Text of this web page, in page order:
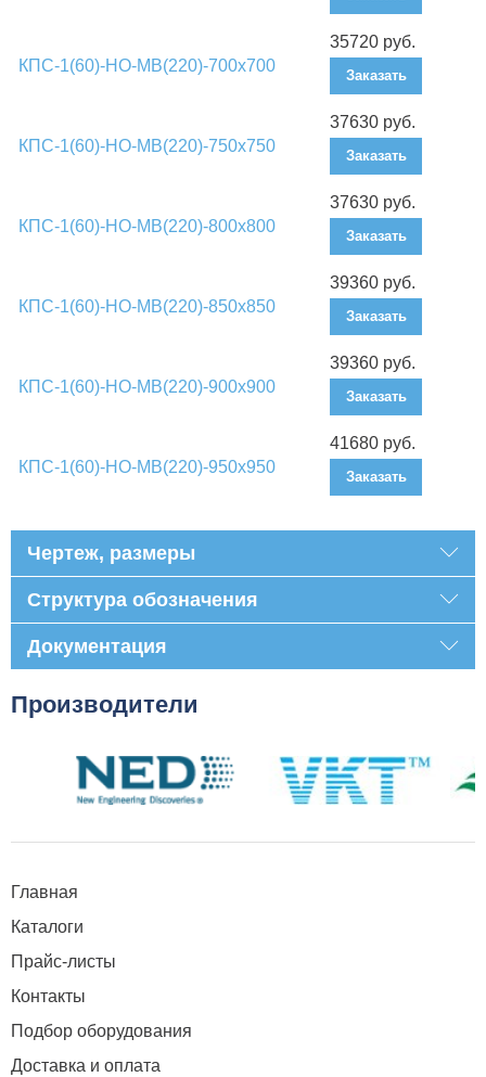
КПС-1(60)-НО-МВ(220)-700х700
35720 руб.
Заказать
КПС-1(60)-НО-МВ(220)-750х750
37630 руб.
Заказать
КПС-1(60)-НО-МВ(220)-800х800
37630 руб.
Заказать
КПС-1(60)-НО-МВ(220)-850х850
39360 руб.
Заказать
КПС-1(60)-НО-МВ(220)-900х900
39360 руб.
Заказать
КПС-1(60)-НО-МВ(220)-950х950
41680 руб.
Заказать
Чертеж, размеры
Структура обозначения
Документация
Производители
Главная
Каталоги
Прайс-листы
Контакты
Подбор оборудования
Доставка и оплата